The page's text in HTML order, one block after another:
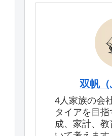
双帆（
4人家族の会
タイアを目
成、家計、